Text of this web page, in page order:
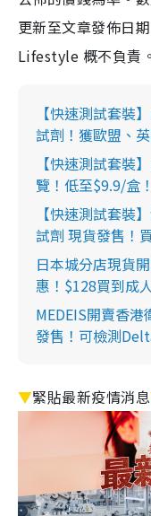
更新至文章發佈日
Lifestyle 概不負責
【快速測試套裝
試劑！獲歐盟、
【快速測試套裝
覽！低至$9.9/盒
【快速測試套裝
試劑 現貨發售！
日本城分店現貨
惠！$128買到成
MEDEIS開賣香
發售！可檢測
▼緊貼最新疫情消息